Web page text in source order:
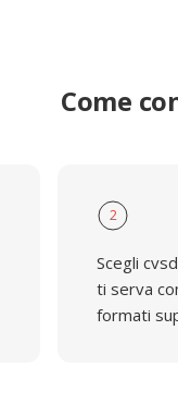
Come
2
Scegli
ti serva
formati